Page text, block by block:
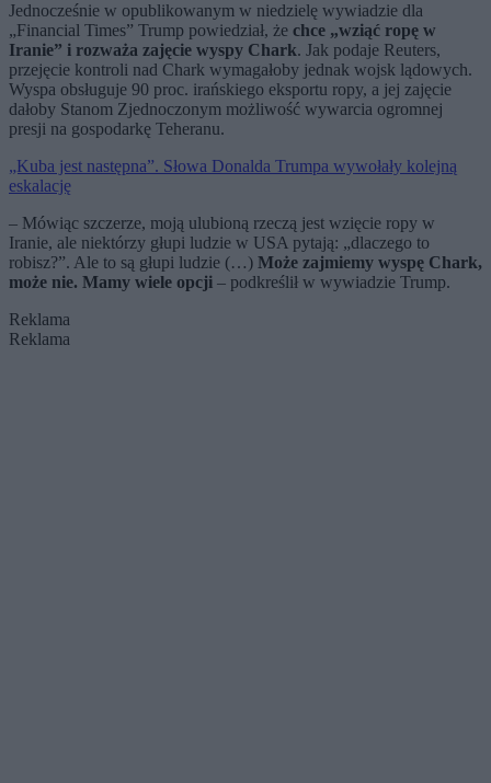
Jednocześnie w opublikowanym w niedzielę wywiadzie dla
„Financial Times” Trump powiedział, że chce „wziąć ropę w
Iranie” i rozważa zajęcie wyspy Chark. Jak podaje Reuters,
przejęcie kontroli nad Chark wymagałoby jednak wojsk lądowych.
Wyspa obsługuje 90 proc. irańskiego eksportu ropy, a jej zajęcie
dałoby Stanom Zjednoczonym możliwość wywarcia ogromnej
presji na gospodarkę Teheranu.
„Kuba jest następna”. Słowa Donalda Trumpa wywołały kolejną
eskalację
– Mówiąc szczerze, moją ulubioną rzeczą jest wzięcie ropy w
Iranie, ale niektórzy głupi ludzie w USA pytają: „dlaczego to
robisz?”. Ale to są głupi ludzie (…) Może zajmiemy wyspę Chark,
może nie. Mamy wiele opcji – podkreślił w wywiadzie Trump.
Reklama
Reklama